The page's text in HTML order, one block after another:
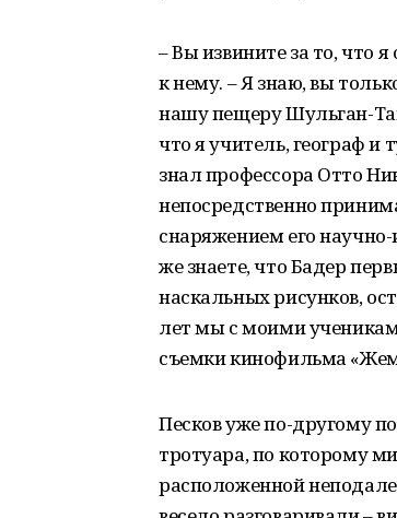
– Вы извините за то, что
к нему. – Я знаю, вы
нашу пещеру Шульган-
что я учитель, географ и
знал профессора Отто
непосредственно
снаряжением его
же знаете, что Бадер
наскальных рисунков,
лет мы с моими
съемки кинофильма
Песков уже по-другому
тротуара, по которому
расположенной